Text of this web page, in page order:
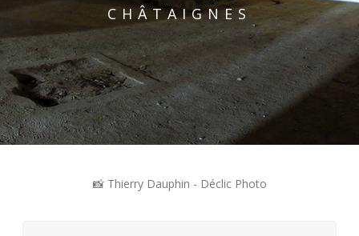
CHÂTAIGNES
📸 Thierry Dauphin - Déclic Photo